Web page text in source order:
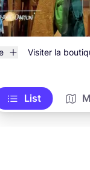
Visiter la
List